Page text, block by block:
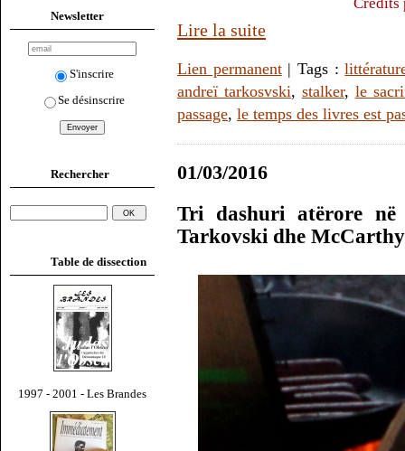
Newsletter
S'inscrire
Se désinscrire
Rechercher
Table de dissection
1997 - 2001 - Les Brandes
Lire la suite
Lien permanent| Tags :
andreï tarkosvski, stalker, le
passage, le temps des livres est
01/03/2016
Tri dashuri atërore
Tarkovski dhe McCarthy